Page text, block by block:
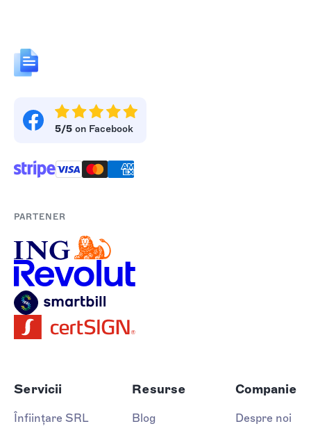
5/5 on Facebook
PARTENER
Servicii
Înființare SRL
Resurse
Blog
Companie
Despre noi